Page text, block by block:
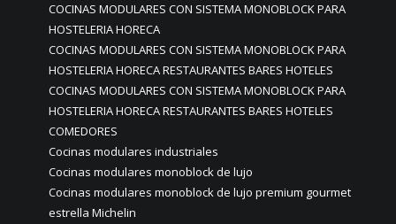
COCINAS MODULARES CON SISTEMA MONOBLOCK PARA
HOSTELERIA HORECA
COCINAS MODULARES CON SISTEMA MONOBLOCK PARA
HOSTELERIA HORECA RESTAURANTES BARES HOTELES
COCINAS MODULARES CON SISTEMA MONOBLOCK PARA
HOSTELERIA HORECA RESTAURANTES BARES HOTELES
COMEDORES
Cocinas modulares industriales
Cocinas modulares monoblock de lujo
Cocinas modulares monoblock de lujo premium gourmet
estrella Michelin